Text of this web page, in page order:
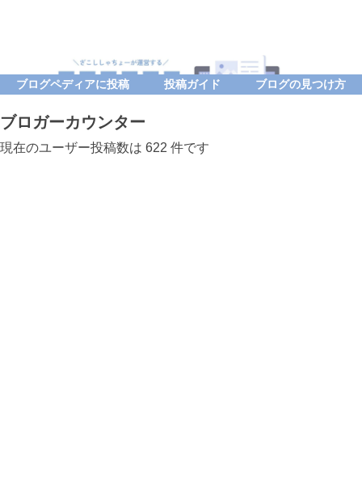
ブログペディアに投稿 投稿ガイド ブログの見つけ方
ブロガーカウンター
現在のユーザー投稿数は 622 件です